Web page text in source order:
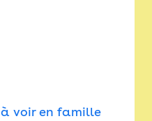
à voir en famille